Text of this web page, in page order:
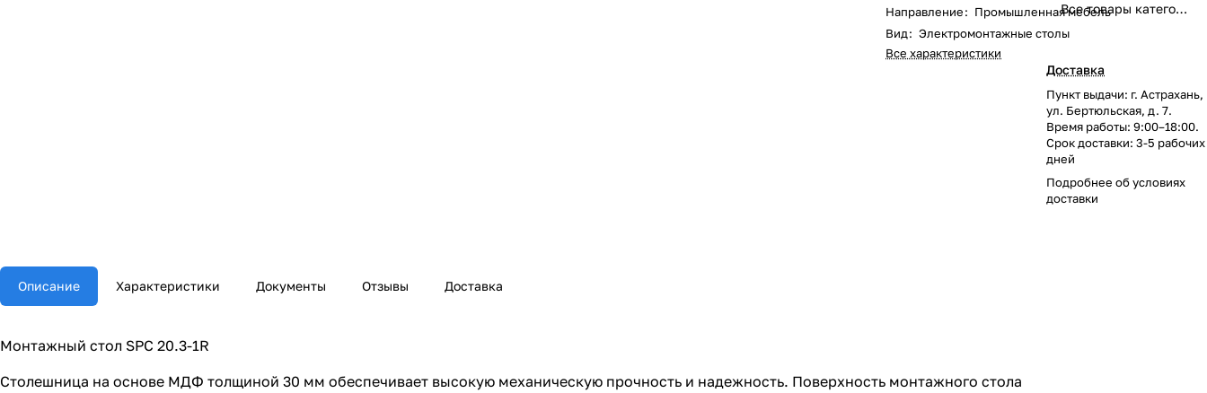
Направление: Промышленная мебель
Вид: Электромонтажные столы
Все характеристики
Все товары категории
Доставка
Пункт выдачи: г. Астрахань,
ул. Бертюльская, д. 7.
Время работы: 9:00–18:00.
Срок доставки: 3-5 рабочих
дней
Подробнее обусловиях
доставки
Описание Характеристики Документы Отзывы Доставка
Монтажный стол SPC 20.3-1R
Столешница на основе МДФ толщиной 30 мм обеспечивает высокую механическую прочность и надежность. Поверхность монтажного стола